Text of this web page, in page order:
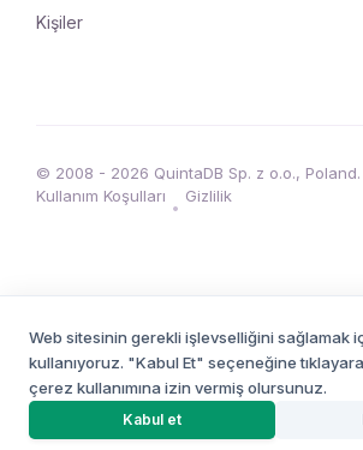
Kişiler
© 2008 - 2026 QuintaDB Sp. z o.o., Poland.
Kullanım Koşulları
•
Gizlilik
YAPAY ZEKA PROJE OLUŞTURUCU
Web sitesinin gerekli işlevselliğini sağlamak
kullanıyoruz. "Kabul Et" seçeneğine
çerez kullanımına izin vermiş olursunuz.
Kabul et